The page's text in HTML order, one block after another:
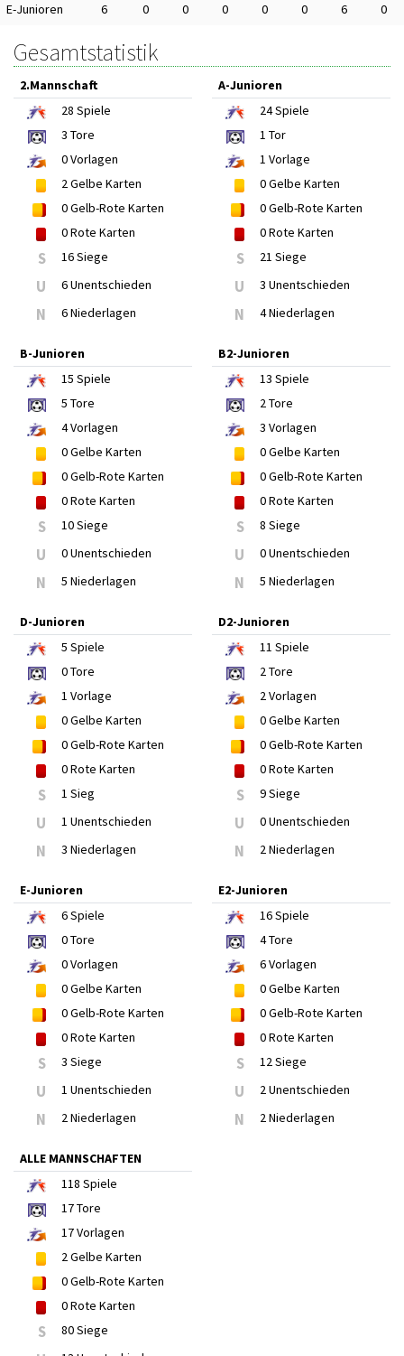
E-Junioren
6 0 0 0 0 0 6 0
Gesamtstatistik
2.Mannschaft
28 Spiele
3 Tore
0Vorlagen
2Gelbe Karten
0Gelb-Rote Karten
0Rote Karten
S 16 Siege
U 6 Unentschieden
N 6 Niederlagen
A-Junioren
24Spiele
1 Tor
1 Vorlage
0Gelbe Karten
0Gelb-Rote Karten
0Rote Karten
S 21 Siege
U 3 Unentschieden
N 4 Niederlagen
B-Junioren
15 Spiele
5 Tore
4Vorlagen
0Gelbe Karten
0Gelb-Rote Karten
0Rote Karten
S 10 Siege
U 0 Unentschieden
N 5 Niederlagen
B2-Junioren
13 Spiele
2Tore
3 Vorlagen
0Gelbe Karten
0Gelb-Rote Karten
0Rote Karten
S 8 Siege
U 0 Unentschieden
N 5 Niederlagen
D-Junioren
5 Spiele
0Tore
1 Vorlage
0Gelbe Karten
0Gelb-Rote Karten
0Rote Karten
S 1 Sieg
U 1 Unentschieden
N 3 Niederlagen
D2-Junioren
11 Spiele
2Tore
2Vorlagen
0Gelbe Karten
0Gelb-Rote Karten
0Rote Karten
S 9 Siege
U 0 Unentschieden
N 2 Niederlagen
E-Junioren
6Spiele
0Tore
0Vorlagen
0Gelbe Karten
0Gelb-Rote Karten
0Rote Karten
S 3 Siege
U 1 Unentschieden
N 2 Niederlagen
E2-Junioren
16Spiele
4Tore
6Vorlagen
0Gelbe Karten
0Gelb-Rote Karten
0Rote Karten
S 12 Siege
U 2 Unentschieden
N 2 Niederlagen
ALLE MANNSCHAFTEN
118 Spiele
17Tore
17Vorlagen
2Gelbe Karten
0Gelb-Rote Karten
0Rote Karten
S 80 Siege